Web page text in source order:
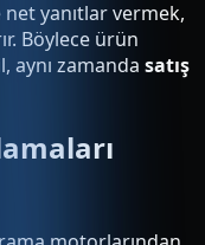
yanıtlar vermek,
Böylece ürün
aynı zamanda satış